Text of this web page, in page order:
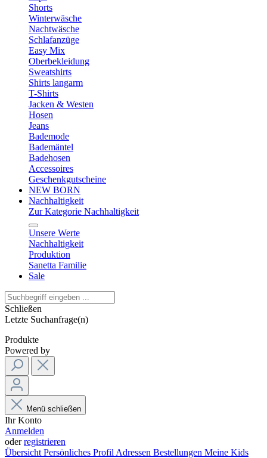
Shorts
Winterwäsche
Nachtwäsche
Schlafanzüge
Easy Mix
Oberbekleidung
Sweatshirts
Shirts langarm
T-Shirts
Jacken & Westen
Hosen
Jeans
Bademode
Bademäntel
Badehosen
Accessoires
Geschenkgutscheine
NEW BORN
Nachhaltigkeit
Zur Kategorie Nachhaltigkeit
Unsere Werte
Nachhaltigkeit
Produktion
Sanetta Familie
Sale
Schließen
Letzte Suchanfrage(n)
Produkte
Powered by
Menü schließen
Ihr Konto
Anmelden
oderregistrieren
Übersicht Persönliches Profil Adressen Bestellungen Meine Kids